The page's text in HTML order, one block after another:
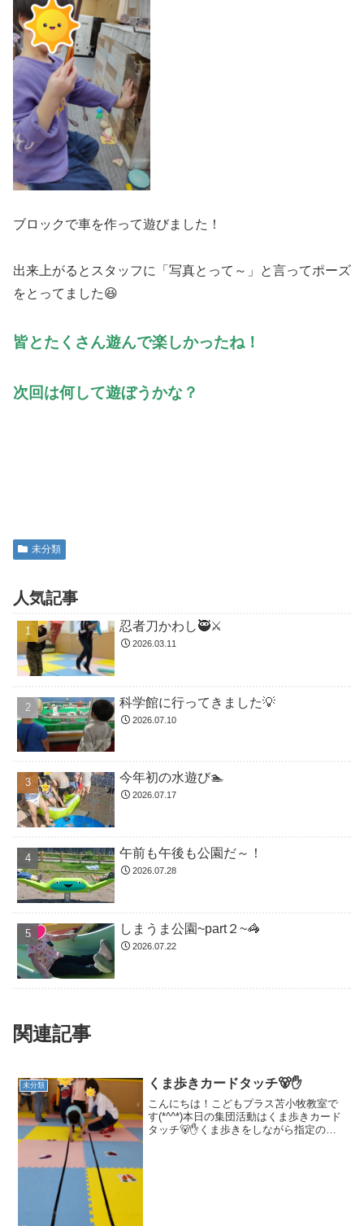
ブロックで車を作って遊びました！
出来上がるとスタッフに「写真とって～」と言ってポーズ
をとってました😆
皆とたくさん遊んで楽しかったね！
次回は何して遊ぼうかな？
未分類
人気記事
忍者刀かわし🥷⚔️
2026.03.11
科学館に行ってきました💡
2026.07.10
今年初の水遊び🏊
2026.07.17
午前も午後も公園だ～！
2026.07.28
しまうま公園~part２~🦓
2026.07.22
関連記事
未分類 くま歩きカードタッチ🐻✋
こんにちは！こどもプラス苫小牧教室で
す(*^^*)本日の集団活動はくま歩きカード
タッチ🐻✋くま歩きをしながら指定のカ